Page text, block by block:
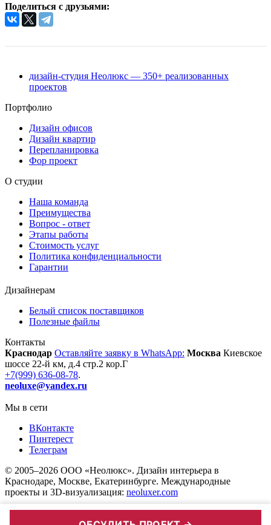
Поделиться с друзьями:
дизайн-студия Неолюкс — 350+ реализованных
проектов
Портфолио
Дизайн офисов
Дизайн квартир
Перепланировка
Фор проект
О студии
Наша команда
Преимущества
Вопрос - ответ
Этапы работы
Стоимость услуг
Политика конфиденциальности
Гарантии
Дизайнерам
Белый список поставщиков
Полезные файлы
Контакты
Краснодар Оставляйте заявку в WhatsApp: Москва Киевское
шоссе 22-й км, д.4 стр.2 кор.Г
+7(999) 636-08-78.
neoluxe@yandex.ru
Мы в сети
ВКонтакте
Пинтерест
Телеграм
© 2005–2026 ООО «Неолюкс». Дизайн интерьера в
Краснодаре, Москве, Екатеринбурге. Международные
проекты и 3D-визуализация: neoluxer.com